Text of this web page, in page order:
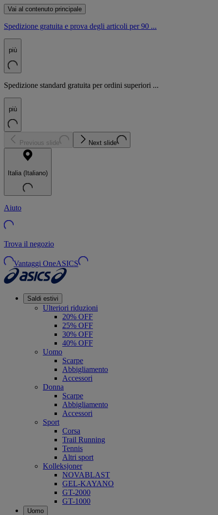
Vai al contenuto principale
Spedizione gratuita e prova degli articoli per 90 ...
più
Spedizione standard gratuita per ordini superiori ...
più
Previous slide Next slide
Italia (Italiano)
Aiuto
Trova il negozio
Vantaggi OneASICS
Saldi estivi
Ulteriori riduzioni
20% OFF
25% OFF
30% OFF
40% OFF
Uomo
Scarpe
Abbigliamento
Accessori
Donna
Scarpe
Abbigliamento
Accessori
Sport
Corsa
Trail Running
Tennis
Altri sport
Kolleksjoner
NOVABLAST
GEL-KAYANO
GT-2000
GT-1000
Uomo